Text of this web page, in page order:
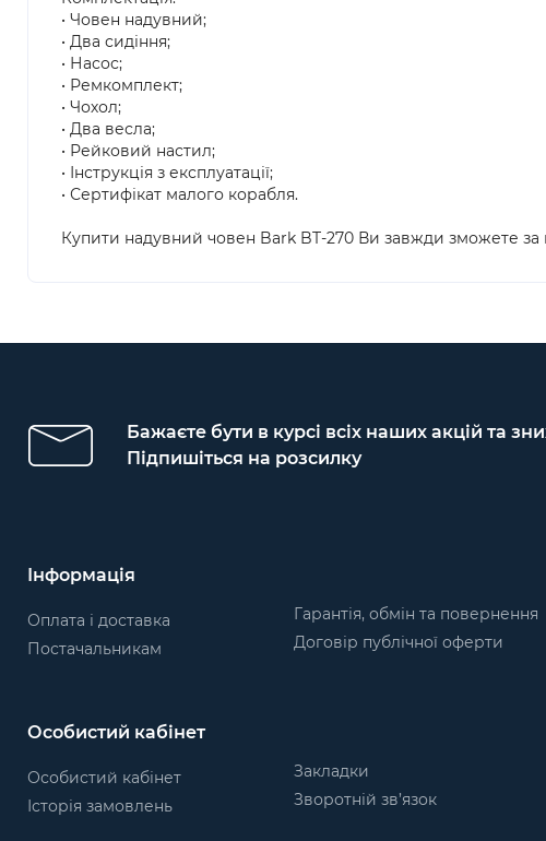
• Човен надувний;
• Два сидіння;
• Насос;
• Ремкомплект;
• Чохол;
• Два весла;
• Рейковий настил;
• Інструкція з експлуатації;
• Сертифікат малого корабля.
Купити надувний човен Bark BT-270 Ви завжди зможете
Бажаєте бути в курсі всіх наших акцій та
Підпишіться на розсилку
Інформація
Оплата і доставка
Постачальникам
Гарантія, обмін та повернення
Договір публічної оферти
Особистий кабінет
Особистий кабінет
Історія замовлень
Закладки
Зворотній зв’язок